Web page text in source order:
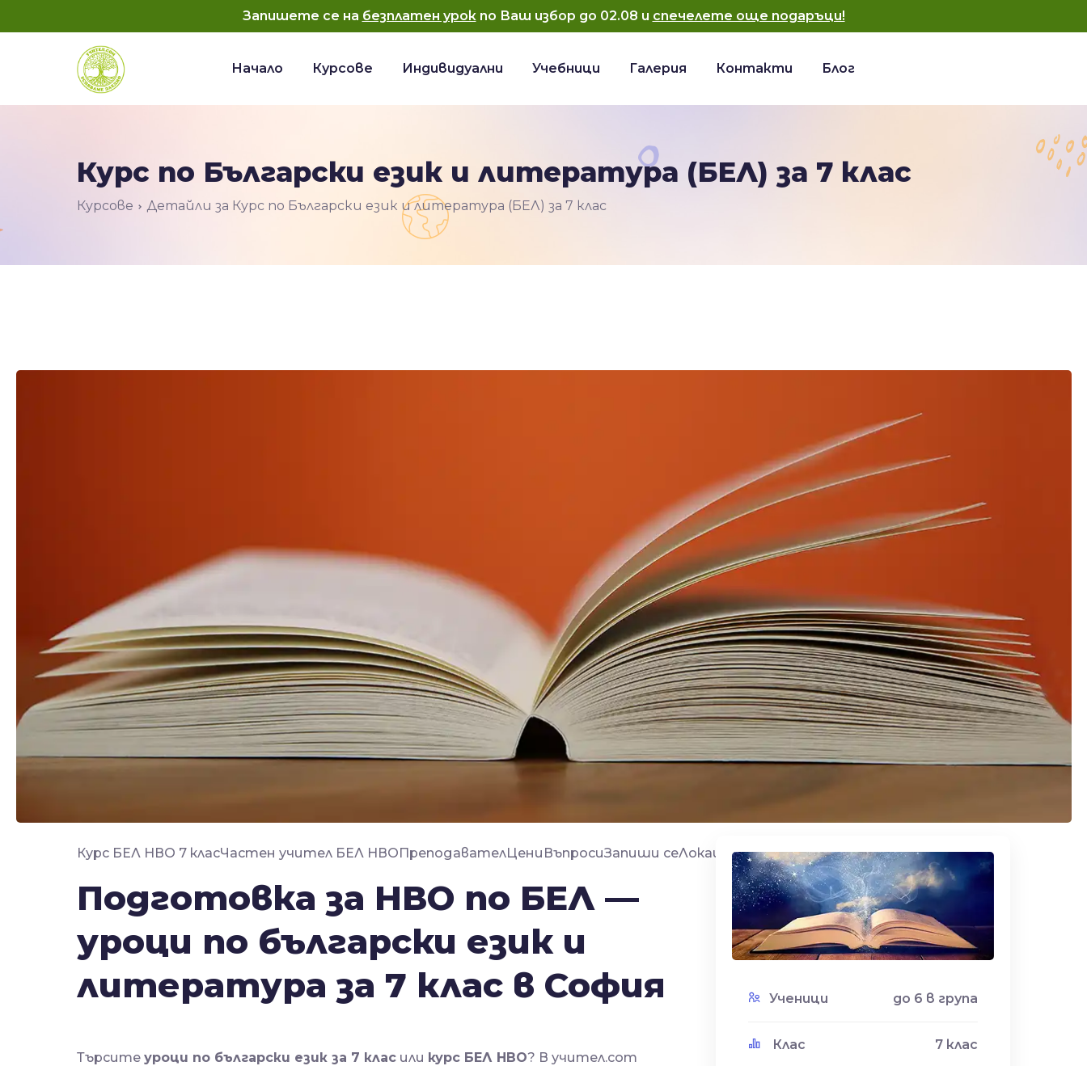
Запишете се на безплатен урокпо Ваш избор до 02.08 и спечелете още подаръци!
Начало Курсове Индивидуални Учебници Галерия Контакти Блог
Курс по Български език и литература (БЕЛ) за 7 клас
Курсове Детайли за Курс по Български език и литература (БЕЛ) за 7 клас
Курс БЕЛ НВО 7 класЧастен учител БЕЛ НВОПреподавателЦени ВъпросиЗапиши сеЛокации в София
Подготовка за НВО по БЕЛ —
уроци по български език и
литература за 7 клас в София
Търсите уроци по български език за 7 класили курс БЕЛ НВО? В учител.com
Ученици до 6 в група
Клас 7 клас